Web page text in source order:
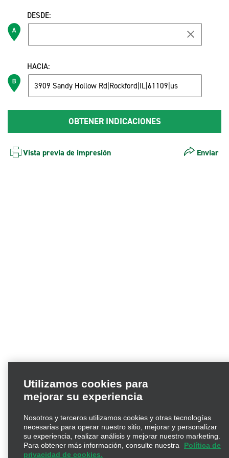
DESDE:
HACIA:
Vista previa de impresión Enviar
Utilizamos cookies para
mejorar su experiencia
necesarias para operar nuestro sitio, mejorar y personalizar
su experiencia, realizar análisis y mejorar nuestro marketing.
Para obtener más información, consulte nuestra
Política de
privacidad de cookies.